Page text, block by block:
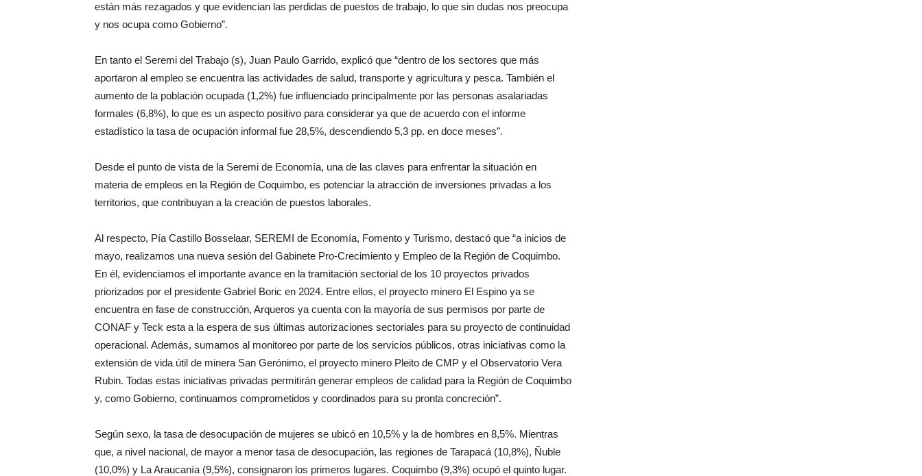
están más rezagados y que evidencian las perdidas de puestos de trabajo, lo que sin dudas nos preocupa
y nos ocupa como Gobierno”.
En tanto el Seremi del Trabajo (s), Juan Paulo Garrido, explicó que “dentro de los sectores que más
aportaron al empleo se encuentra las actividades de salud, transporte y agricultura y pesca. También el
aumento de la población ocupada (1,2%) fue influenciado principalmente por las personas asalariadas
formales (6,8%), lo que es un aspecto positivo para considerar ya que de acuerdo con el informe
estadístico la tasa de ocupación informal fue 28,5%, descendiendo 5,3 pp. en doce meses”.
Desde el punto de vista de la Seremi de Economía, una de las claves para enfrentar la situación en
materia de empleos en la Región de Coquimbo, es potenciar la atracción de inversiones privadas a los
territorios, que contribuyan a la creación de puestos laborales.
Al respecto, Pía Castillo Bosselaar, SEREMI de Economía, Fomento y Turismo, destacó que “a inicios de
mayo, realizamos una nueva sesión del Gabinete Pro-Crecimiento y Empleo de la Región de Coquimbo.
En él, evidenciamos el importante avance en la tramitación sectorial de los 10 proyectos privados
priorizados por el presidente Gabriel Boric en 2024. Entre ellos, el proyecto minero El Espino ya se
encuentra en fase de construcción, Arqueros ya cuenta con la mayoría de sus permisos por parte de
CONAF y Teck esta a la espera de sus últimas autorizaciones sectoriales para su proyecto de continuidad
operacional. Además, sumamos al monitoreo por parte de los servicios públicos, otras iniciativas como la
extensión de vida útil de minera San Gerónimo, el proyecto minero Pleito de CMP y el Observatorio Vera
Rubin. Todas estas iniciativas privadas permitirán generar empleos de calidad para la Región de Coquimbo
y, como Gobierno, continuamos comprometidos y coordinados para su pronta concreción”.
Según sexo, la tasa de desocupación de mujeres se ubicó en 10,5% y la de hombres en 8,5%. Mientras
que, a nivel nacional, de mayor a menor tasa de desocupación, las regiones de Tarapacá (10,8%), Ñuble
(10,0%) y La Araucanía (9,5%), consignaron los primeros lugares. Coquimbo (9,3%) ocupó el quinto lugar.